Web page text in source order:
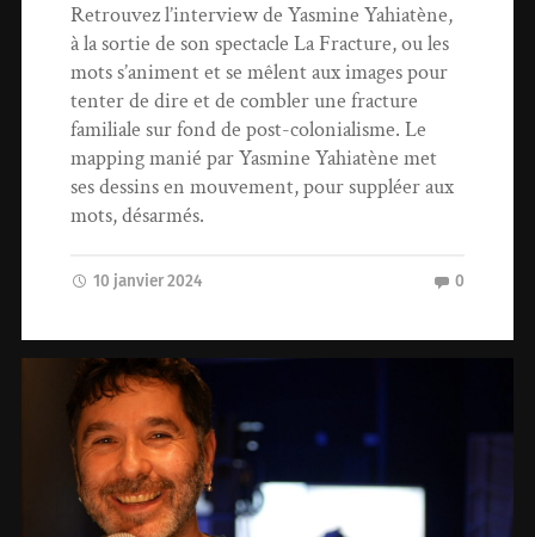
Retrouvez l’interview de Yasmine Yahiatène,
à la sortie de son spectacle La Fracture, ou les
mots s’animent et se mêlent aux images pour
tenter de dire et de combler une fracture
familiale sur fond de post-colonialisme. Le
mapping manié par Yasmine Yahiatène met
ses dessins en mouvement, pour suppléer aux
mots, désarmés.
10 janvier 2024 0